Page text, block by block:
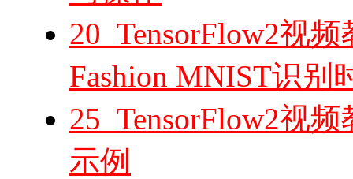
20_TensorFlow2视
Fashion MNIST识别
25_TensorFlow2视
示例